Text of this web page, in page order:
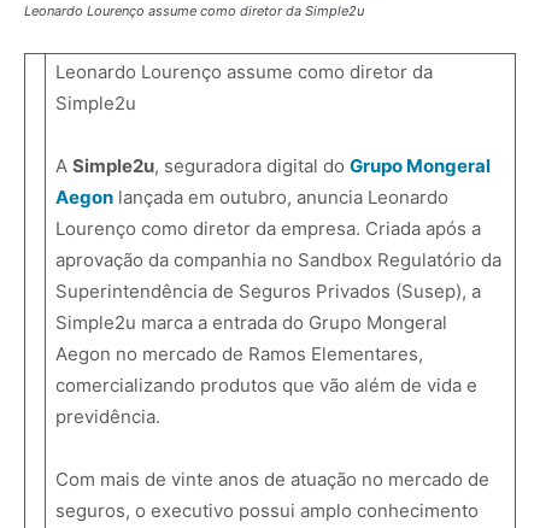
Leonardo Lourenço assume como diretor da Simple2u
Leonardo Lourenço assume como diretor da
Simple2u
A Simple2u, seguradora digital do Grupo Mongeral
Aegon lançada em outubro, anuncia Leonardo
Lourenço como diretor da empresa. Criada após a
aprovação da companhia no Sandbox Regulatório da
Superintendência de Seguros Privados (Susep), a
Simple2u marca a entrada do Grupo Mongeral
Aegon no mercado de Ramos Elementares,
comercializando produtos que vão além de vida e
previdência.
Com mais de vinte anos de atuação no mercado de
seguros, o executivo possui amplo conhecimento